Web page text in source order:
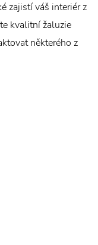
zajistí váš interiér z
kvalitní žaluzie
některého z